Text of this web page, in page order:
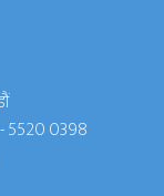
5520 0398